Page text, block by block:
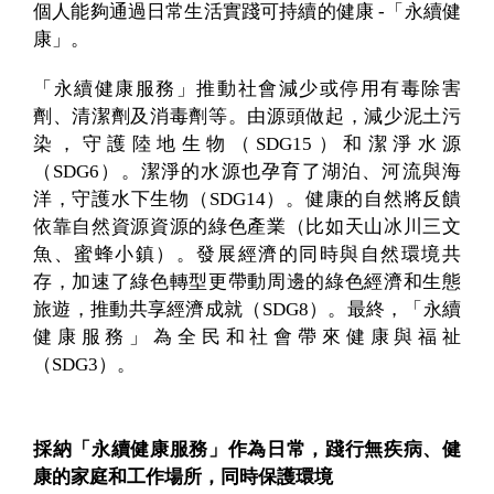
個人能夠通過日常生活實踐可持續的健康 -「永續健
康」。
「永續健康服務」推動社會減少或停用有毒除害
劑、清潔劑及消毒劑等。由源頭做起，減少泥土污
染，守護陸地生物（SDG15）和潔淨水源
（SDG6）。潔淨的水源也孕育了湖泊、河流與海
洋，守護水下生物（SDG14）。健康的自然將反饋
依靠自然資源資源的綠色產業（比如天山冰川三文
魚、蜜蜂小鎮）。發展經濟的同時與自然環境共
存，加速了綠色轉型更帶動周邊的綠色經濟和生態
旅遊，推動共享經濟成就（SDG8）。最終，「永續
健康服務」為全民和社會帶來健康與福祉
（SDG3）。
採納「永續健康服務」作為日常，踐行無疾病、健
康的家庭和工作場所，同時保護環境